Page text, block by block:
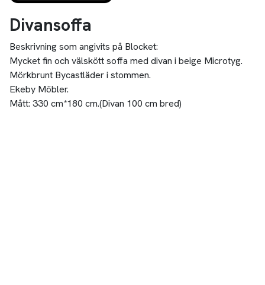
Divansoffa
Beskrivning som angivits på Blocket:
Mycket fin och välskött soffa med divan i beige Microtyg.
Mörkbrunt Bycastläder i stommen.
Ekeby Möbler.
Mått: 330 cm*180 cm.(Divan 100 cm bred)